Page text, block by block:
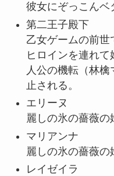
彼女にぞっこんベ
第二王子殿下
乙女ゲームの前
ヒロインを連れ
人公の機転（林
止される。
エリーヌ
麗しの氷の薔薇の
マリアンナ
麗しの氷の薔薇の
レイゼイラ